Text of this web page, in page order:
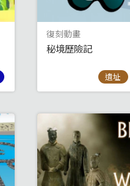
復刻動畫
秘境歷險記
遺址